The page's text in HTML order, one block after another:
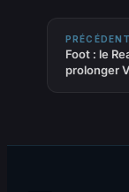
Foot : le
prolonger